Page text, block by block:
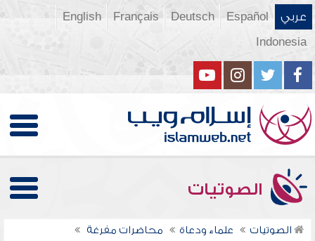
عربي Español
Deutsch
Français
English
Indonesia
الصوتيات
الصوتيات علماء ودعاة
محاضرات مفرغة